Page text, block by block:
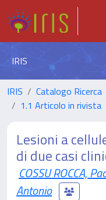
IRIS
IRIS Catalogo Ricerca
1.1 Articolo in rivista
Lesioni a
di due casi
COSSU ROCCA,
Antonio